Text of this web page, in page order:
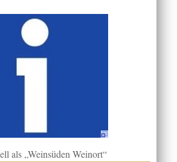
als „Weinsüden Weinort“